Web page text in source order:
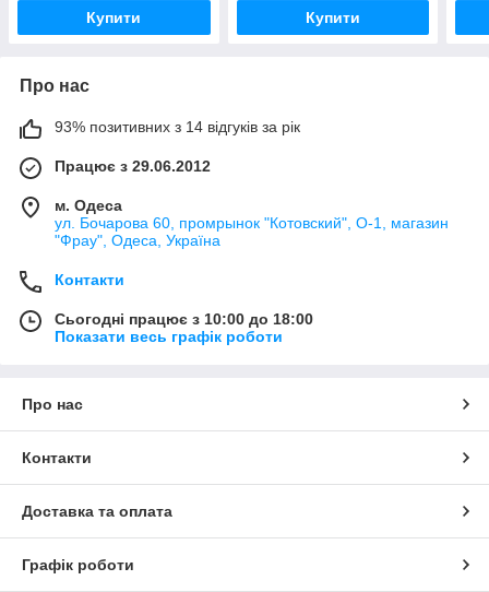
Купити Купити
Про нас
93% позитивних з 14 відгуків за рік
Працює з 29.06.2012
м. Одеса
ул. Бочарова 60, промрынок "Котовский", О-1, магазин
"Фрау", Одеса, Україна
Контакти
Сьогодні працює з 10:00 до 18:00
Показати весь графік роботи
Про нас
Контакти
Доставка та оплата
Графік роботи